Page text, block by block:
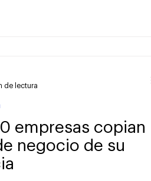
empresas copian
negocio de su
de lectura